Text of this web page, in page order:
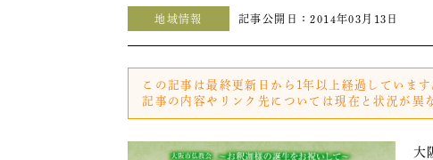
地域情報 記事公開日：2014年03月13日
この記事は最終更新日から1年以上経過しています
記事の内容やリンク先については現在と状況が異
大